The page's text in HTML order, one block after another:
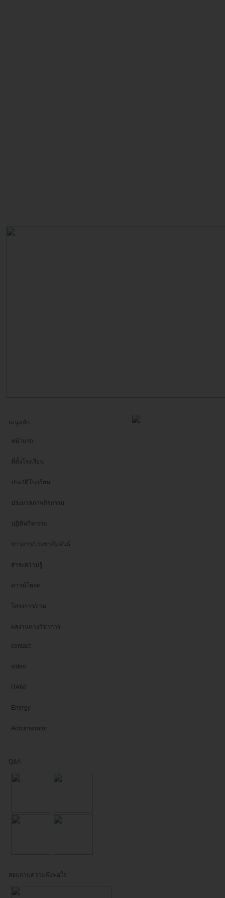
เมนูหลัก
หน้าแรก
ที่ตั้งโรงเรียน
ประวัติโรงเรียน
ประมวลภาพกิจกรรม
ปฏิทินกิจกรรม
ข่าวสาร/ประชาสัมพันธ์
สาระความรู้
ดาวน์โหลด
โครงการ/งาน
ผลงานทางวิชาการ
contact
video
ITA68
Energy
Administrator
Q&A
สอบถามความพึงพอใจ